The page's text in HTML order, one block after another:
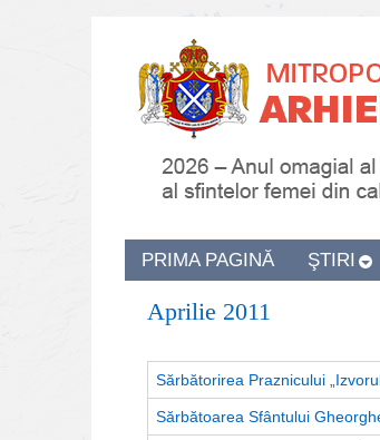
PRIMA PAGINĂ ŞTIRI
Aprilie 2011
Sărbătorirea Praznicului
Sărbătoarea Sfântului